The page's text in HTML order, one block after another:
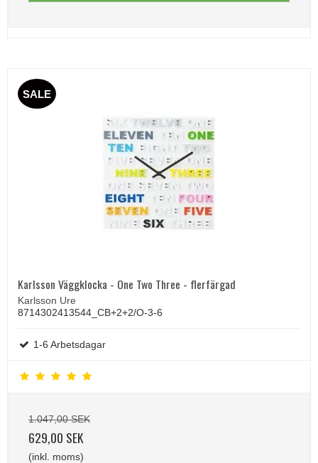
SALE
Karlsson Väggklocka - One Two Three - flerfärgad
Karlsson Ure
8714302413544_CB+2+2/O-3-6
1-6 Arbetsdagar
1.047,00 SEK
629,00 SEK
(inkl. moms)